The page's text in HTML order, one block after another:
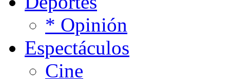
* Opinión
Espectáculos
Cine